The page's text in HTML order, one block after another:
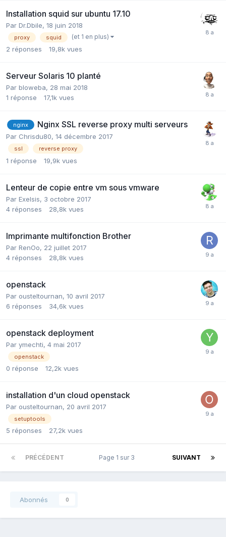
Installation squid sur ubuntu 17.10
Par Dr.Dbile, 18 juin 2018
proxy squid (et 1 en plus)
2 réponses 19,8k vues
Serveur Solaris 10 planté
Par bloweba, 28 mai 2018
1 réponse 17,1k vues
nginx Nginx SSL reverse proxy multi serveurs
Par Chrisdu80, 14 décembre 2017
ssl reverse proxy
1 réponse 19,9k vues
Lenteur de copie entre vm sous vmware
Par Exelsis, 3 octobre 2017
4 réponses 28,8k vues
Imprimante multifonction Brother
Par RenOo, 22 juillet 2017
4 réponses 28,8k vues
openstack
Par ousteltournan, 10 avril 2017
6 réponses 34,6k vues
openstack deployment
Par ymechti, 4 mai 2017
openstack
0 réponse 12,2k vues
installation d'un cloud openstack
Par ousteltournan, 20 avril 2017
setuptools
5 réponses 27,2k vues
PRÉCÉDENT SUIVANT
Page 1 sur 3
Abonnés 0